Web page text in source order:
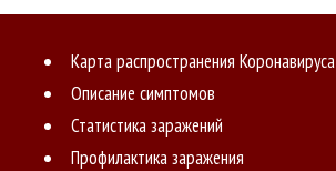
Карта распространения Коронавируса
Описание симптомов
Статистика заражений
Профилактика заражения